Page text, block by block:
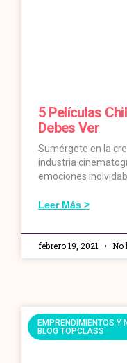
5 Películas
Debes Ver
Sumérgete en la
industria
emociones
Leer Más >
febrero 19, 2021 No
EMPRENDIMIENTOS Y
BLOG TOPCLASS